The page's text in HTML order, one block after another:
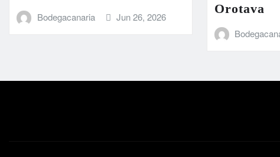
Bodegacanaria Jun 26, 2026
Orotava